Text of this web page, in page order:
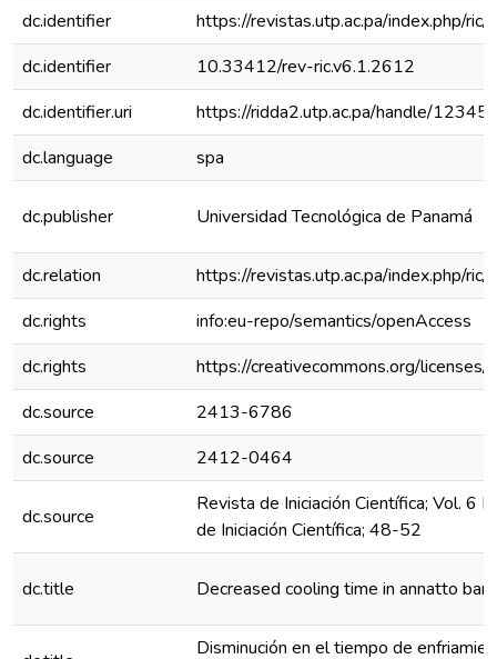
dc.identifier
https://revistas.utp.ac.pa/index.php/
dc.identifier
10.33412/rev-ric.v6.1.2612
dc.identifier.uri
https://ridda2.utp.ac.pa/handle/
dc.language
spa
dc.publisher Universidad Tecnológica de Panamá
dc.relation
https://revistas.utp.ac.pa/index.php/
dc.rights
info:eu-repo/semantics/openAccess
dc.rights
https://creativecommons.org/
dc.source
2413-6786
dc.source
2412-0464
dc.source
Revista de Iniciación Científica; Vol. 6
de Iniciación Científica; 48-52
dc.title Decreased cooling time in annatto bar
Disminución en el tiempo de